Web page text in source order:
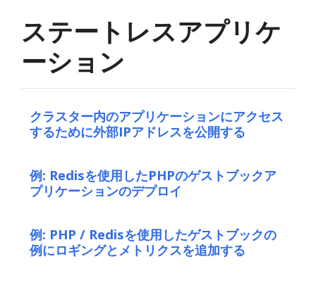
ステートレスアプリケ
ーション
クラスター内のアプリケーションにアクセス
するために外部IPアドレスを公開する
例: Redisを使用したPHPのゲストブックア
プリケーションのデプロイ
例: PHP / Redisを使用したゲストブックの
例にロギングとメトリクスを追加する